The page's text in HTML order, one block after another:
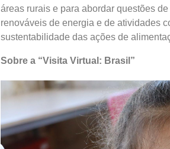
áreas rurais e para abordar questões
renováveis de energia e de atividades
sustentabilidade das ações de
Sobre a “Visita Virtual: Brasil”